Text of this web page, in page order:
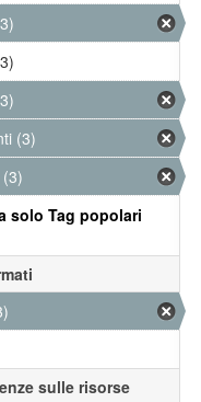
(3)
solo Tag popolari
sulle risorse